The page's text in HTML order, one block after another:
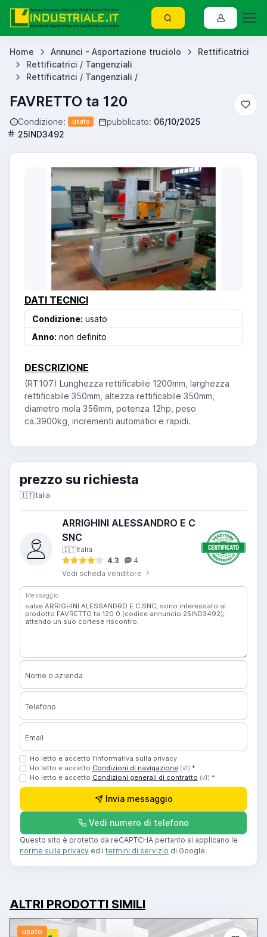
Home Annunci - Asportazione truciolo
Rettificatrici
Rettificatrici / Tangenziali
Rettificatrici / Tangenziali /
FAVRETTO ta 120
Condizione: usato pubblicato: 06/10/2025
25IND3492
DATI TECNICI
Condizione: usato
Anno: non definito
DESCRIZIONE
(RT107) Lunghezza rettificabile 1200mm, larghezza
rettificabile 350mm, altezza rettificabile 350mm,
diametro mola 356mm, potenza 12hp, peso
ca.3900kg, incrementi automatici e rapidi.
prezzo su richiesta
🇮🇹Italia
ARRIGHINI ALESSANDRO E C
SNC
🇮🇹Italia
4.3
4
Vedi scheda venditore
Messaggio
Nome o azienda
Telefono
Email
Ho letto e accetto l’informativa sulla privacy
Ho letto e accetto Condizioni di navigazione (v1) *
Ho letto e accetto Condizioni generali di contratto (v1) *
Invia messaggio
Vedi numero di telefono
Questo sito è protetto da reCAPTCHA pertanto si applicano le
norme sulla privacy ed i termini di servizio di Google.
ALTRI PRODOTTI SIMILI
usato